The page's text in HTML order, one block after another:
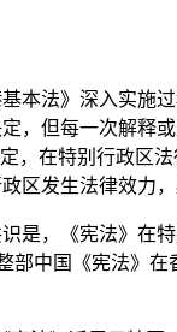
法》深入实施
，但每一次解释
，在特别行政区
发生法律效力
，《宪法》在特
中国《宪法》